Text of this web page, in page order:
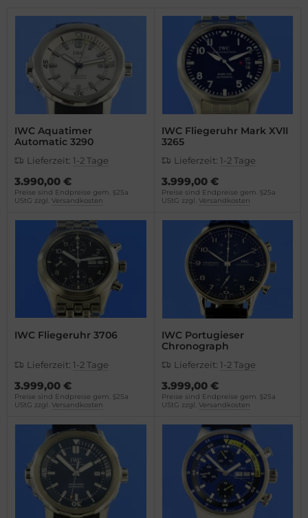
IWC Aquatimer
Automatic 3290
Lieferzeit: 1-2 Tage
3.990,00 €
Preise sind Endpreise gem. §25a
UStG zzgl. Versandkosten
IWC Fliegeruhr Mark XVII
3265
Lieferzeit: 1-2 Tage
3.999,00 €
Preise sind Endpreise gem. §25a
UStG zzgl. Versandkosten
IWC Fliegeruhr 3706
Lieferzeit: 1-2 Tage
3.999,00 €
Preise sind Endpreise gem. §25a
UStG zzgl. Versandkosten
IWC Portugieser
Chronograph
Lieferzeit: 1-2 Tage
3.999,00 €
Preise sind Endpreise gem. §25a
UStG zzgl. Versandkosten
Lemans
LeCoultre
Berlin
Lacroix
Dubuis
Lemans
LeCoultre
Lacroix
Heuer
Nardin